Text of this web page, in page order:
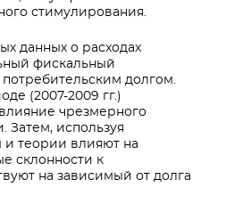
стимулирования.
данных о расходах
фискальный
долгом.
(2007-2009 гг.)
чрезмерного
Затем, используя
и теории влияют на
склонности к
на зависимый от долга